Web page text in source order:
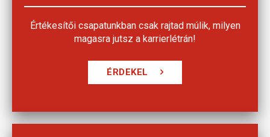
Értékesítői csapatunkban csak rajtad múlik, milyen
magasra jutsz a karrierlétrán!
ÉRDEKEL